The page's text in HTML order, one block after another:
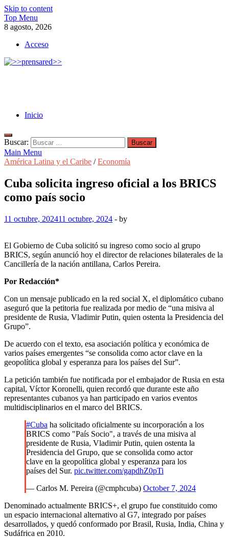
Skip to content
Top Menu
8 agosto, 2026
Acceso
Inicio
Buscar:
Main Menu
América Latina y el Caribe /Economía
Cuba solicita ingreso oficial a los BRICS
como país socio
11 octubre, 202411 octubre, 2024 - by
El Gobierno de Cuba solicitó su ingreso como socio al grupo
BRICS, según anunció hoy el director de relaciones bilaterales de la
Cancillería de la nación antillana, Carlos Pereira.
Por Redacción*
Con un mensaje publicado en la red social X, el diplomático cubano
aseguró que la petitoria fue realizada por medio de “una misiva al
presidente de Rusia, Vladimir Putin, quien ostenta la Presidencia del
Grupo”.
De acuerdo con el texto, esa asociación política y económica de
varios países emergentes “se consolida como actor clave en la
geopolítica global y esperanza para los países del Sur”.
La petición también fue notificada por el embajador de Rusia en esta
capital, Víctor Koronelli, quien recordó que durante este año
representantes cubanos ya han participado en varios eventos
multidisciplinarios en el marco del BRICS.
#Cuba ha solicitado oficialmente su incorporación a los
BRICS como "País Socio", a través de una misiva al
presidente de Rusia, Vladimir Putin, quien ostenta la
Presidencia del Grupo, que se consolida como actor
clave en la geopolítica global y esperanza para los
países del Sur. pic.twitter.com/gapdhZ0pTi
— Carlos M. Pereira (@cmphcuba) October 7, 2024
Denominado actualmente BRICS+, el grupo fue constituido como
un espacio internacional alternativo al G7, integrado por países
desarrollados, y quedó conformado por Brasil, Rusia, India, China y
Sudáfrica en 2010.